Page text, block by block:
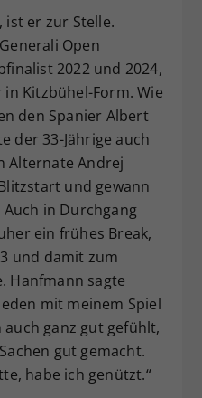
ist er zur Stelle.
Open
2022 und 2024,
Kitzbühel-Form. Wie
den Spanier Albert
der 33-Jährige auch
Alternate Andrej
und gewann
in Durchgang
ein frühes Break,
und damit zum
Hanfmann sagte
mit meinem Spiel
auch ganz gut gefühlt,
gut gemacht.
habe ich genützt.“